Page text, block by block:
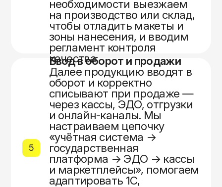
необходимости выезжаем
на производство или склад,
чтобы отладить макеты и
зоны нанесения, и вводим
регламент контроля
качества.
5
Ввод в оборот и продажи
Далее продукцию вводят в
оборот и корректно
списывают при продаже —
через кассы, ЭДО, отгрузки
и онлайн‑каналы. Мы
настраиваем цепочку
«учётная система →
государственная
платформа → ЭДО → кассы
и маркетплейсы», помогаем
адаптировать 1С,